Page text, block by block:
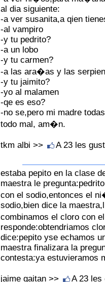
al dia siguiente:
-a ver susanita,a qien
-al vampiro
-y tu pedrito?
-a un lobo
-y tu carmen?
-a las ara�as y las
-y tu jaimito?
-yo al malamen
-qe es eso?
-no se,pero mi madre
todo mal, am�n.
tkm albi >> A 23 les
estaba pepito en la clase
maestra le
con el sodio,entonces el
sodio,bien dice la
combinamos el cloro con
responde:obtendriamos
dice:pepito yse echamos
maestra finalizara la
contesta:ya estuvieramos
jaime gaitan >> A 23